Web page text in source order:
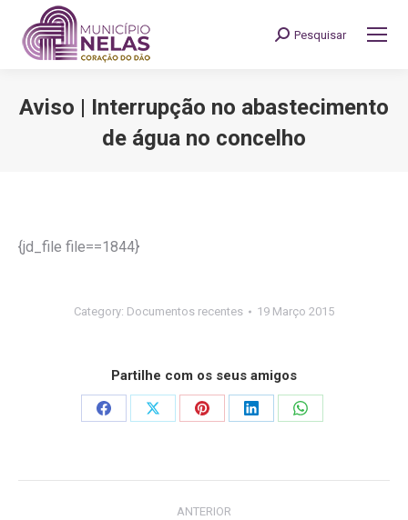
Search:
Pesquisar
Aviso | Interrupção no abastecimento
de água no concelho
{jd_file file==1844}
Category: Documentos recentes 19 Março 2015
Partilhe com os seus amigos
Share
Share
Share
Share
Share
ANTERIOR